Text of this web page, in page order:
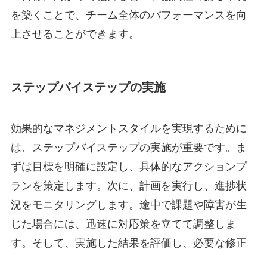
を築くことで、チーム全体のパフォーマンスを向
上させることができます。
ステップバイステップの実施
効果的なマネジメントスタイルを実現するために
は、ステップバイステップの実施が重要です。ま
ずは目標を明確に設定し、具体的なアクションプ
ランを策定します。次に、計画を実行し、進捗状
況をモニタリングします。途中で課題や障害が生
じた場合には、迅速に対応策を立てて調整しま
す。そして、実施した結果を評価し、必要な修正